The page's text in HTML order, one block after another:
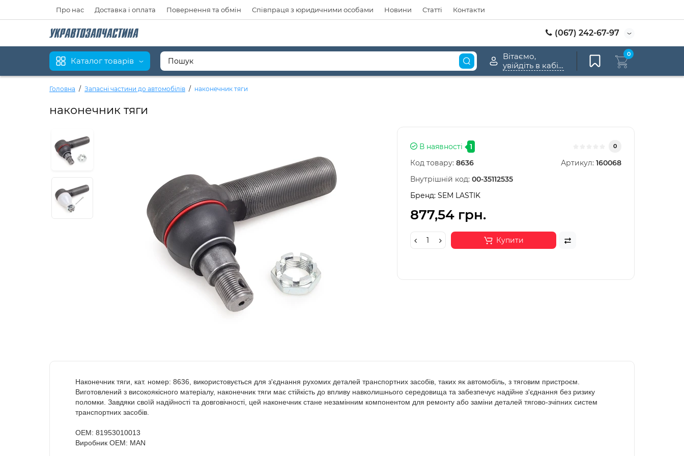
Про нас Доставка і оплата Повернення та обмін Співпраця з юридичними особами Новини Статті Контакти
(067) 242-67-97
Каталог товарів
Вітаємо,
увійдіть в кабінет
0
Головна Запасні частини до автомобілів наконечник тяги
наконечник тяги
В наявності 1 0
Код товару: 8636 Артикул: 160068
Внутрішній код: 00-35112535
Бренд: SEM LASTIK
877,54 грн.
Купити
Наконечник тяги, кат. номер: 8636, використовується для з'єднання рухомих деталей транспортних засобів, таких як автомобіль, з тяговим пристроєм.
Виготовлений з високоякісного матеріалу, наконечник тяги має стійкість до впливу навколишнього середовища та забезпечує надійне з'єднання без ризику
поломки. Завдяки своїй надійності та довговічності, цей наконечник стане незамінним компонентом для ремонту або заміни деталей тягово-зчіпних систем
транспортних засобів.
OEM: 81953010013
Виробник OEM: MAN